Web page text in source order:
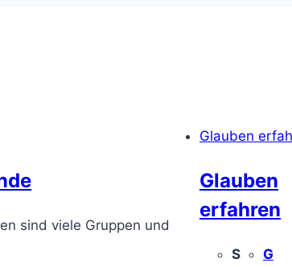
sind viele Gruppen und
Glauben
Glauben
erfahren
S
G